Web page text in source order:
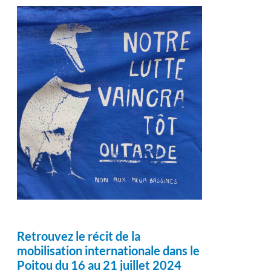
Retrouvez le récit de la
mobilisation internationale dans le
Poitou du 16 au 21 juillet 2024